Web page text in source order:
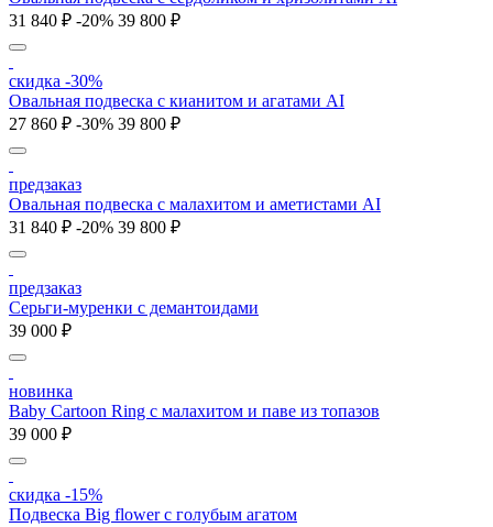
31 840 ₽ -20% 39 800 ₽
скидка -30%
Овальная подвеска с кианитом и агатами AI
27 860 ₽ -30% 39 800 ₽
предзаказ
Овальная подвеска с малахитом и аметистами AI
31 840 ₽ -20% 39 800 ₽
предзаказ
Серьги-муренки с демантоидами
39 000 ₽
новинка
Baby Cartoon Ring с малахитом и паве из топазов
39 000 ₽
скидка -15%
Подвеска Big flower с голубым агатом